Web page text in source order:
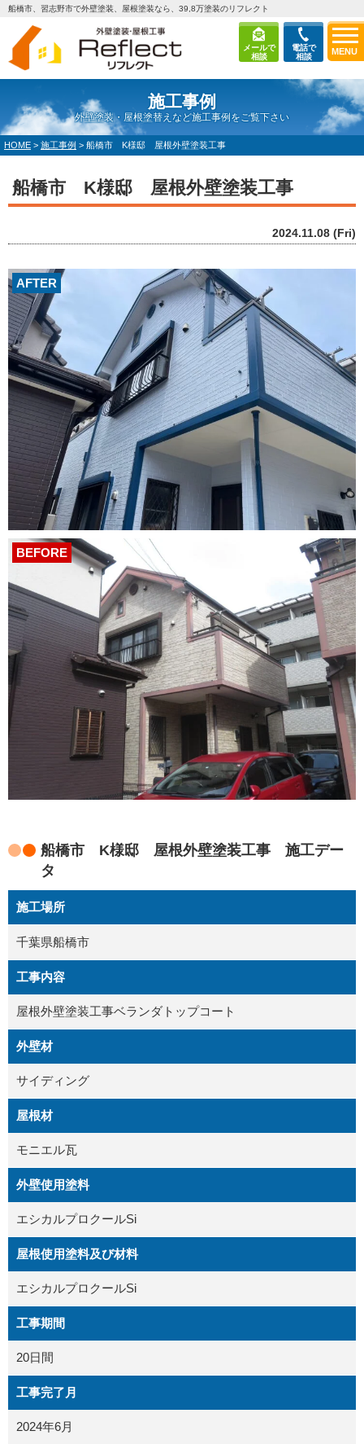
メールで
相談
電話で
相談
MENU
船橋市、習志野市で外壁塗装、屋根塗装なら、39,8万塗装のリフレクト
施工事例
外壁塗装・屋根塗替えなど施工事例をご覧下さい
HOME > 施工事例 > 船橋市 K様邸 屋根外壁塗装工事
船橋市 K様邸 屋根外壁塗装工事
2024.11.08 (Fri)
AFTER
BEFORE
船橋市 K様邸 屋根外壁塗装工事 施工デー
タ
施工場所
千葉県船橋市
工事内容
屋根外壁塗装工事ベランダトップコート
外壁材
サイディング
屋根材
モニエル瓦
外壁使用塗料
エシカルプロクールSi
屋根使用塗料及び材料
エシカルプロクールSi
工事期間
20日間
工事完了月
2024年6月